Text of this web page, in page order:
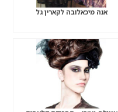
אנה מיכאלובה לקארין גל